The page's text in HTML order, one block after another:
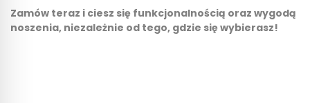
Zamów teraz i ciesz się funkcjonalnością oraz wygodą
noszenia, niezależnie od tego, gdzie się wybierasz!